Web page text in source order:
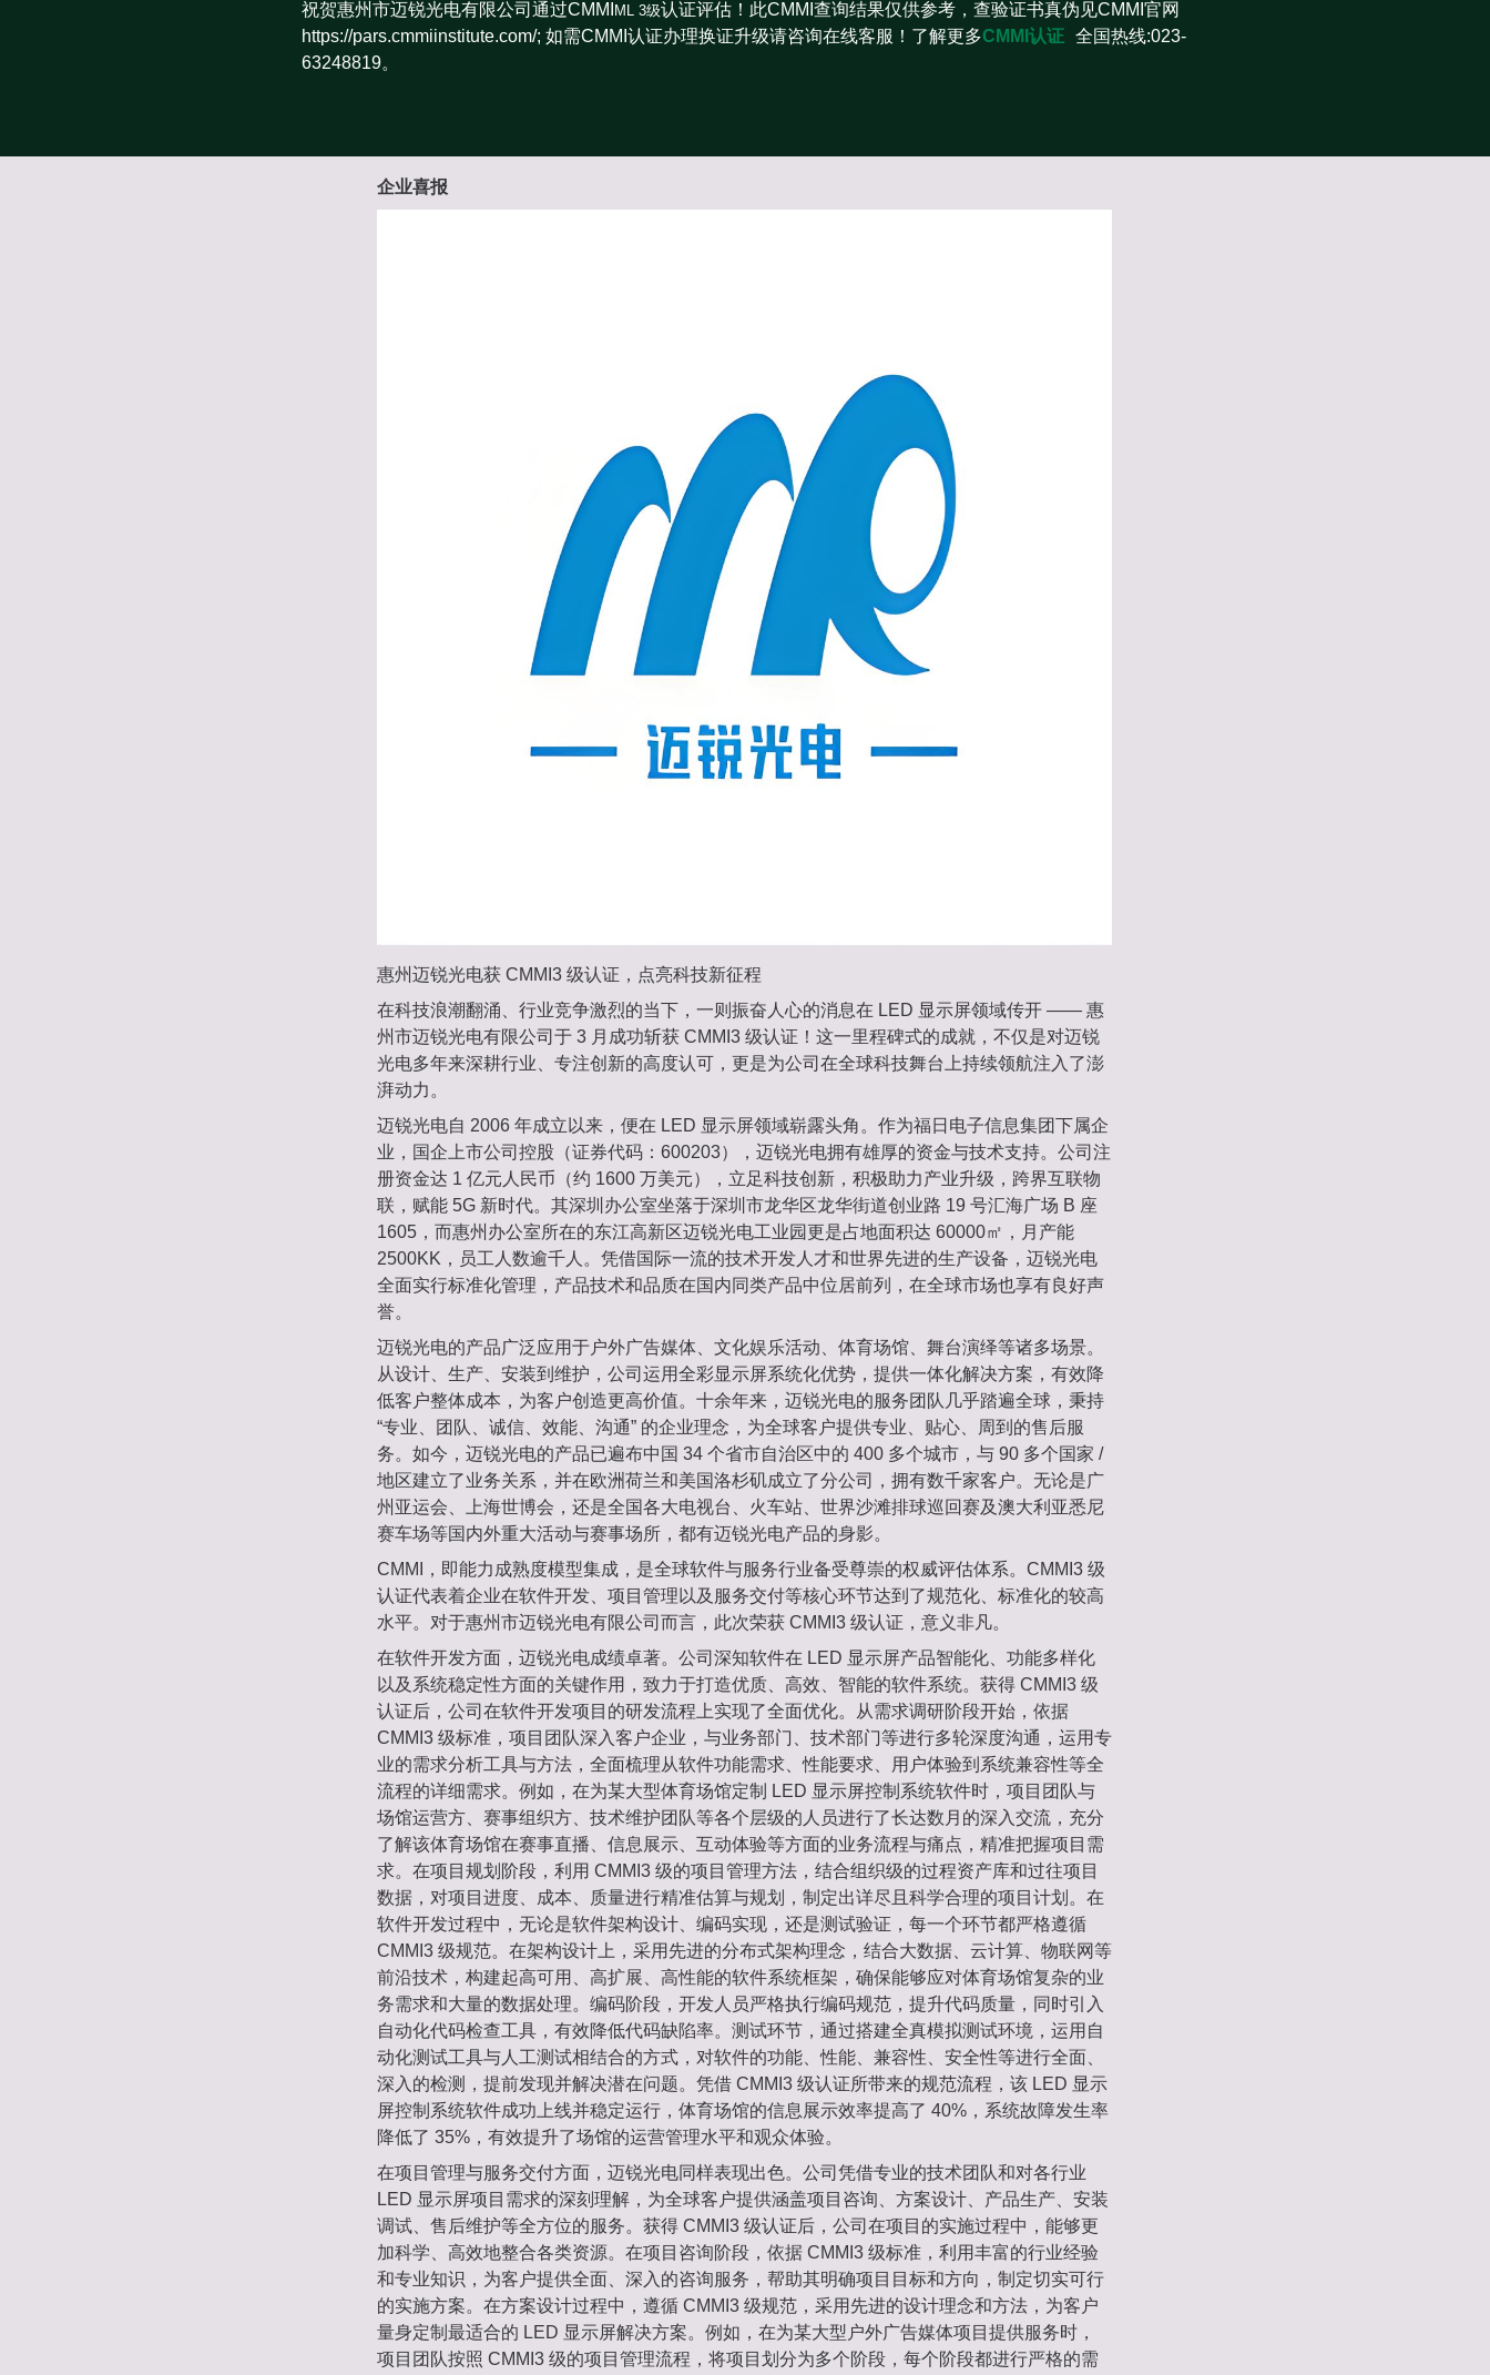
祝贺惠州市迈锐光电有限公司通过CMMI ML 3级认证评估！此CMMI查询结果仅供参考，查验证书真伪见CMMI官网
https://pars.cmmiinstitute.com/; 如需CMMI认证办理换证升级请咨询在线客服！了解更多CMMI认证 全国热线:023-
63248819。
企业喜报
惠州迈锐光电获 CMMI3 级认证，点亮科技新征程
在科技浪潮翻涌、行业竞争激烈的当下，一则振奋人心的消息在 LED 显示屏领域传开 —— 惠
州市迈锐光电有限公司于 3 月成功斩获 CMMI3 级认证！这一里程碑式的成就，不仅是对迈锐
光电多年来深耕行业、专注创新的高度认可，更是为公司在全球科技舞台上持续领航注入了澎
湃动力。
迈锐光电自 2006 年成立以来，便在 LED 显示屏领域崭露头角。作为福日电子信息集团下属企
业，国企上市公司控股（证券代码：600203），迈锐光电拥有雄厚的资金与技术支持。公司注
册资金达 1 亿元人民币（约 1600 万美元），立足科技创新，积极助力产业升级，跨界互联物
联，赋能 5G 新时代。其深圳办公室坐落于深圳市龙华区龙华街道创业路 19 号汇海广场 B 座
1605，而惠州办公室所在的东江高新区迈锐光电工业园更是占地面积达 60000㎡，月产能
2500KK，员工人数逾千人。凭借国际一流的技术开发人才和世界先进的生产设备，迈锐光电
全面实行标准化管理，产品技术和品质在国内同类产品中位居前列，在全球市场也享有良好声
誉。
迈锐光电的产品广泛应用于户外广告媒体、文化娱乐活动、体育场馆、舞台演绎等诸多场景。
从设计、生产、安装到维护，公司运用全彩显示屏系统化优势，提供一体化解决方案，有效降
低客户整体成本，为客户创造更高价值。十余年来，迈锐光电的服务团队几乎踏遍全球，秉持
“专业、团队、诚信、效能、沟通” 的企业理念，为全球客户提供专业、贴心、周到的售后服
务。如今，迈锐光电的产品已遍布中国 34 个省市自治区中的 400 多个城市，与 90 多个国家 /
地区建立了业务关系，并在欧洲荷兰和美国洛杉矶成立了分公司，拥有数千家客户。无论是广
州亚运会、上海世博会，还是全国各大电视台、火车站、世界沙滩排球巡回赛及澳大利亚悉尼
赛车场等国内外重大活动与赛事场所，都有迈锐光电产品的身影。
CMMI，即能力成熟度模型集成，是全球软件与服务行业备受尊崇的权威评估体系。CMMI3 级
认证代表着企业在软件开发、项目管理以及服务交付等核心环节达到了规范化、标准化的较高
水平。对于惠州市迈锐光电有限公司而言，此次荣获 CMMI3 级认证，意义非凡。
在软件开发方面，迈锐光电成绩卓著。公司深知软件在 LED 显示屏产品智能化、功能多样化
以及系统稳定性方面的关键作用，致力于打造优质、高效、智能的软件系统。获得 CMMI3 级
认证后，公司在软件开发项目的研发流程上实现了全面优化。从需求调研阶段开始，依据
CMMI3 级标准，项目团队深入客户企业，与业务部门、技术部门等进行多轮深度沟通，运用专
业的需求分析工具与方法，全面梳理从软件功能需求、性能要求、用户体验到系统兼容性等全
流程的详细需求。例如，在为某大型体育场馆定制 LED 显示屏控制系统软件时，项目团队与
场馆运营方、赛事组织方、技术维护团队等各个层级的人员进行了长达数月的深入交流，充分
了解该体育场馆在赛事直播、信息展示、互动体验等方面的业务流程与痛点，精准把握项目需
求。在项目规划阶段，利用 CMMI3 级的项目管理方法，结合组织级的过程资产库和过往项目
数据，对项目进度、成本、质量进行精准估算与规划，制定出详尽且科学合理的项目计划。在
软件开发过程中，无论是软件架构设计、编码实现，还是测试验证，每一个环节都严格遵循
CMMI3 级规范。在架构设计上，采用先进的分布式架构理念，结合大数据、云计算、物联网等
前沿技术，构建起高可用、高扩展、高性能的软件系统框架，确保能够应对体育场馆复杂的业
务需求和大量的数据处理。编码阶段，开发人员严格执行编码规范，提升代码质量，同时引入
自动化代码检查工具，有效降低代码缺陷率。测试环节，通过搭建全真模拟测试环境，运用自
动化测试工具与人工测试相结合的方式，对软件的功能、性能、兼容性、安全性等进行全面、
深入的检测，提前发现并解决潜在问题。凭借 CMMI3 级认证所带来的规范流程，该 LED 显示
屏控制系统软件成功上线并稳定运行，体育场馆的信息展示效率提高了 40%，系统故障发生率
降低了 35%，有效提升了场馆的运营管理水平和观众体验。
在项目管理与服务交付方面，迈锐光电同样表现出色。公司凭借专业的技术团队和对各行业
LED 显示屏项目需求的深刻理解，为全球客户提供涵盖项目咨询、方案设计、产品生产、安装
调试、售后维护等全方位的服务。获得 CMMI3 级认证后，公司在项目的实施过程中，能够更
加科学、高效地整合各类资源。在项目咨询阶段，依据 CMMI3 级标准，利用丰富的行业经验
和专业知识，为客户提供全面、深入的咨询服务，帮助其明确项目目标和方向，制定切实可行
的实施方案。在方案设计过程中，遵循 CMMI3 级规范，采用先进的设计理念和方法，为客户
量身定制最适合的 LED 显示屏解决方案。例如，在为某大型户外广告媒体项目提供服务时，
项目团队按照 CMMI3 级的项目管理流程，将项目划分为多个阶段，每个阶段都进行严格的需